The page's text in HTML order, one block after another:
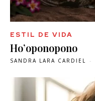
ESTIL DE VIDA
Ho’oponopono
SANDRA LARA CARDIEL -